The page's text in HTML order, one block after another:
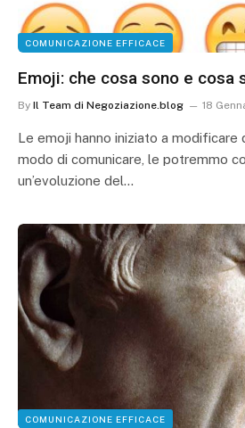
COMUNICAZIONE EFFICACE
Emoji: che cosa sono e cosa
By Il Team di Negoziazione.blog 18
Le emoji hanno iniziato a modificare
modo di comunicare, le potremmo
un’evoluzione del…
COMUNICAZIONE EFFICACE